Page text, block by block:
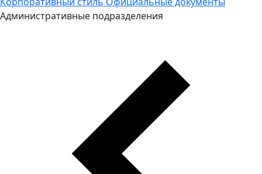
Административные подразделения